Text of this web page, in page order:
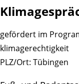
gefördert im
klimagerechtigkeit
PLZ/Ort: Tübingen